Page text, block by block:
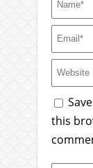
this